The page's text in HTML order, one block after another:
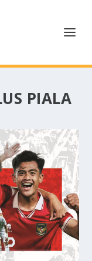
PIALA